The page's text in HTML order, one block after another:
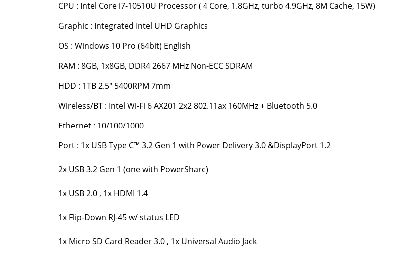
CPU : Intel Core i7-10510U Processor ( 4 Core, 1.8GHz, turbo 4.9GHz, 8M Cache, 15W)
Graphic : Integrated Intel UHD Graphics
OS : Windows 10 Pro (64bit) English
RAM : 8GB, 1x8GB, DDR4 2667 MHz Non-ECC SDRAM
HDD : 1TB 2.5" 5400RPM 7mm
Wireless/BT : Intel Wi-Fi 6 AX201 2x2 802.11ax 160MHz + Bluetooth 5.0
Ethernet : 10/100/1000
Port : 1x USB Type C™ 3.2 Gen 1 with Power Delivery 3.0 &DisplayPort 1.2
2x USB 3.2 Gen 1 (one with PowerShare)
1x USB 2.0 , 1x HDMI 1.4
1x Flip-Down RJ-45 w/ status LED
1x Micro SD Card Reader 3.0 , 1x Universal Audio Jack